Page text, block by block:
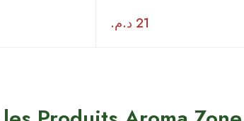
21 د.م.